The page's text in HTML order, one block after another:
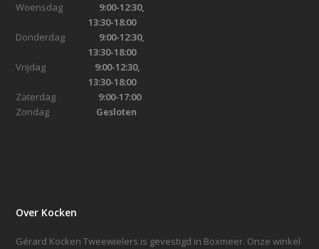
Woensdag
9:00-12:30,
13:30-18:00
Donderdag 9:00-12:30,
13:30-18:00
Vrijdag 9:00-12:30,
13:30-18:00
Zaterdag 9:00-17:00
Zondag Gesloten
Over Kocken
Gérard Kocken Tweewielers is gevestigd in Boxmeer. Onze winkel